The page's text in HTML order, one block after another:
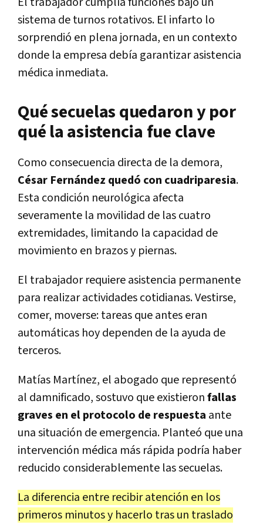
sistema de turnos rotativos. El infarto lo
sorprendió en plena jornada, en un contexto
donde la empresa debía garantizar asistencia
médica inmediata.
Qué secuelas quedaron y por
qué la asistencia fue clave
Como consecuencia directa de la demora,
César Fernández quedó con cuadriparesia.
Esta condición neurológica afecta
severamente la movilidad de las cuatro
extremidades, limitando la capacidad de
movimiento en brazos y piernas.
El trabajador requiere asistencia permanente
para realizar actividades cotidianas. Vestirse,
comer, moverse: tareas que antes eran
automáticas hoy dependen de la ayuda de
terceros.
Matías Martínez, el abogado que representó
al damnificado, sostuvo que existieronfallas
graves en el protocolo de respuesta ante
una situación de emergencia. Planteó que una
intervención médica más rápida podría haber
reducido considerablemente las secuelas.
La diferencia entre recibir atención en los
primeros minutos y hacerlo tras un traslado